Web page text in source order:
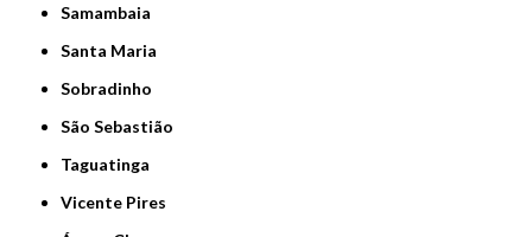
Samambaia
Santa Maria
Sobradinho
São Sebastião
Taguatinga
Vicente Pires